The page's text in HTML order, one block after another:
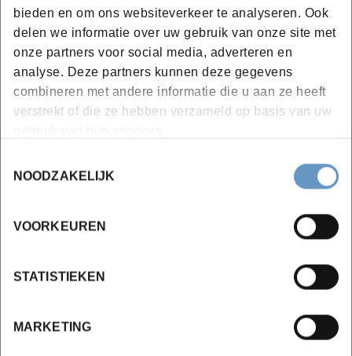
bieden en om ons websiteverkeer te analyseren. Ook
delen we informatie over uw gebruik van onze site met
onze partners voor social media, adverteren en
analyse. Deze partners kunnen deze gegevens
combineren met andere informatie die u aan ze heeft
verstrekt of die ze hebben verzameld op basis van uw
NOODZAKELIJK
VOORKEUREN
STATISTIEKEN
MARKETING
Locaties en data
vanaf 01-12-2026
€ 308,55 incl. BTW